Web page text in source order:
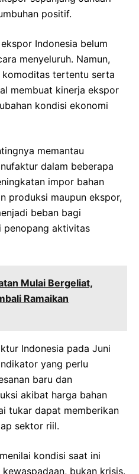
positif.
Indonesia belum
menyeluruh. Namun,
tertentu serta
membuat kinerja ekspor
kondisi ekonomi
memantau
dalam beberapa
impor bahan
produksi maupun ekspor,
beban bagi
penopang aktivitas
Mulai Bergeliat,
Ramaikan
Indonesia pada Juni
yang perlu
baru dan
akibat harga bahan
tukar dapat memberikan
sektor riil.
kondisi saat ini
bukan krisis.